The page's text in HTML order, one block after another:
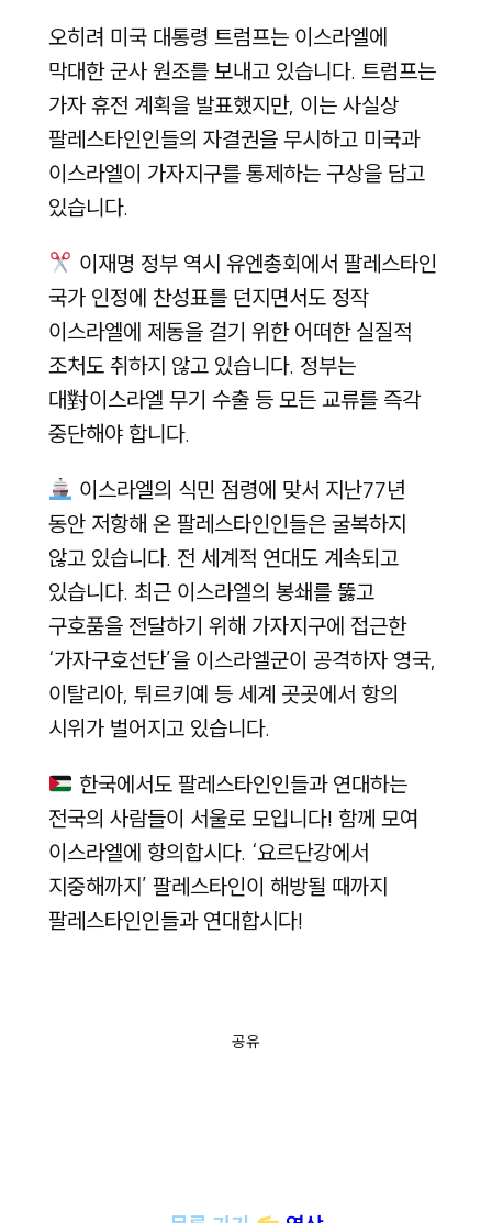
오히려 미국 대통령 트럼프는 이스라엘에
막대한 군사 원조를 보내고 있습니다. 트럼프는
가자 휴전 계획을 발표했지만, 이는 사실상
팔레스타인인들의 자결권을 무시하고 미국과
이스라엘이 가자지구를 통제하는 구상을 담고
있습니다.
이재명 정부 역시 유엔총회에서 팔레스타인
국가 인정에 찬성표를 던지면서도 정작
이스라엘에 제동을 걸기 위한 어떠한 실질적
조처도 취하지 않고 있습니다. 정부는
대對이스라엘 무기 수출 등 모든 교류를 즉각
중단해야 합니다.
이스라엘의 식민 점령에 맞서 지난77년
동안 저항해 온 팔레스타인인들은 굴복하지
않고 있습니다. 전 세계적 연대도 계속되고
있습니다. 최근 이스라엘의 봉쇄를 뚫고
구호품을 전달하기 위해 가자지구에 접근한
‘가자구호선단’을 이스라엘군이 공격하자 영국,
이탈리아, 튀르키예 등 세계 곳곳에서 항의
시위가 벌어지고 있습니다.
한국에서도 팔레스타인인들과 연대하는
전국의 사람들이 서울로 모입니다! 함께 모여
이스라엘에 항의합시다. ‘요르단강에서
지중해까지’ 팔레스타인이 해방될 때까지
팔레스타인인들과 연대합시다!
공유